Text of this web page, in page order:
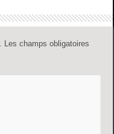
Les champs obligatoires